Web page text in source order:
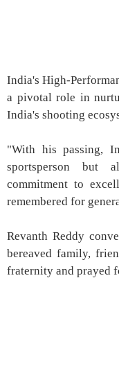
India's High-
a pivotal role in
India's shooting
"With his passing,
sportsperson but
commitment to
remembered for
Revanth Reddy
bereaved family,
fraternity and prayed